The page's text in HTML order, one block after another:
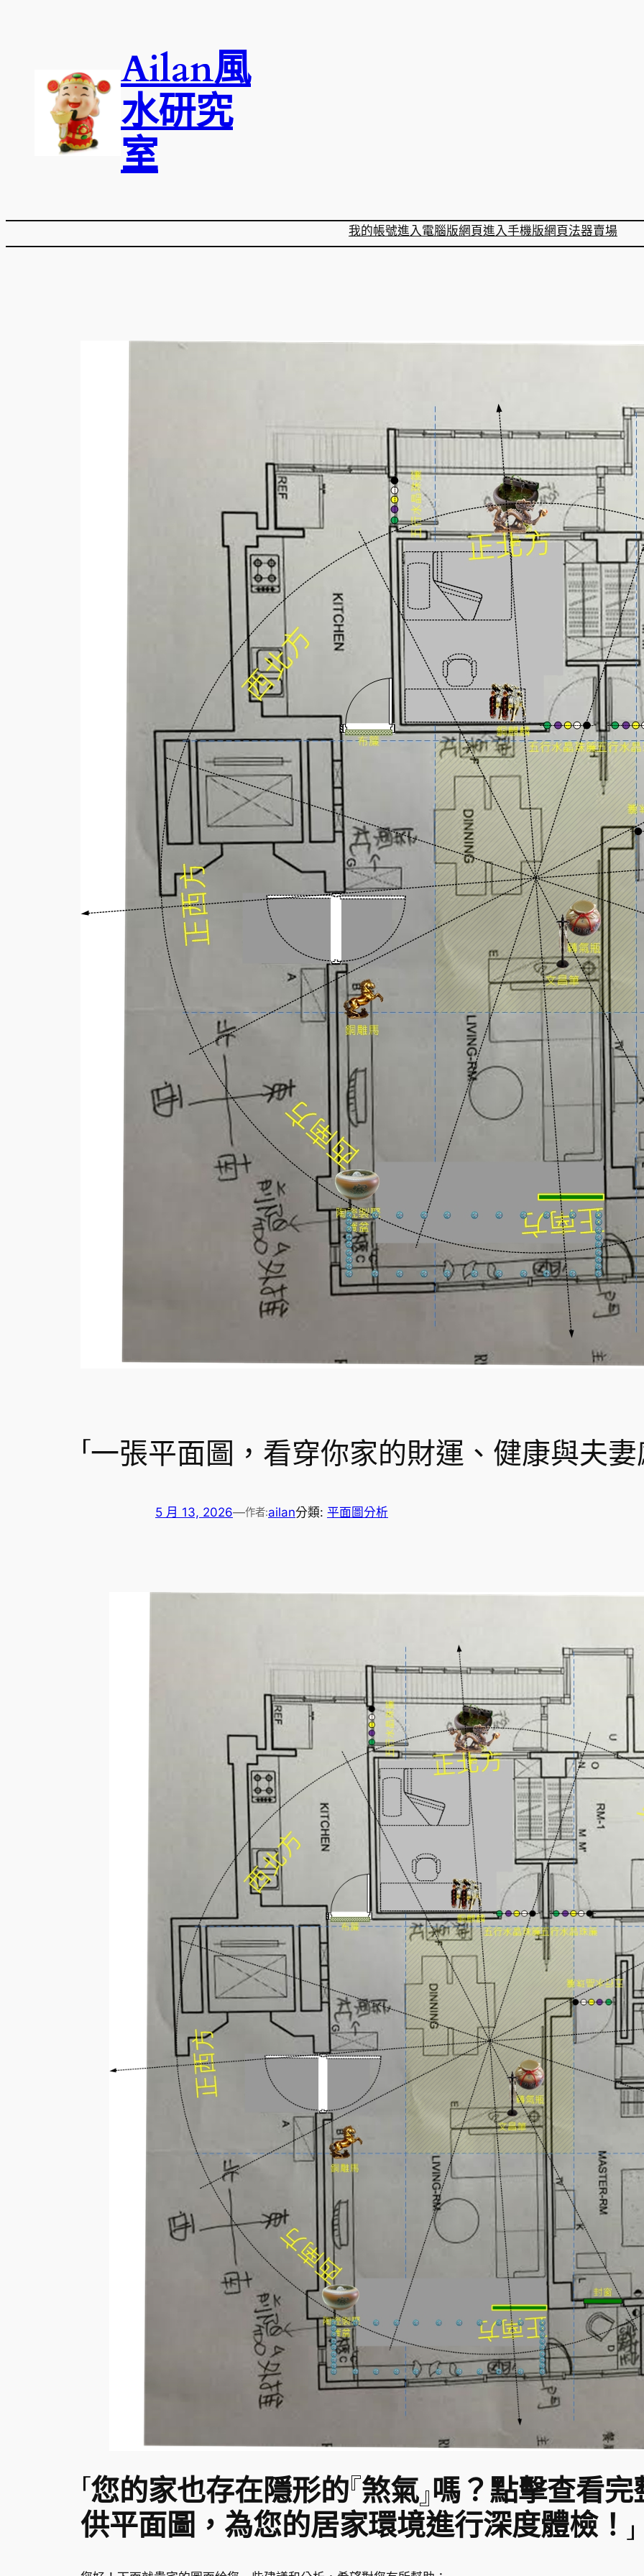
Ailan風
水研究
室
我的帳號進入電腦版網頁進入手機版網頁法器賣場
「一張平面圖，看穿你家的財運、健康與夫妻
5 月 13, 2026—作者:ailan分類: 平面圖分析
「您的家也存在隱形的『煞氣』嗎？點擊查看
供平面圖，為您的居家環境進行深度體檢！」